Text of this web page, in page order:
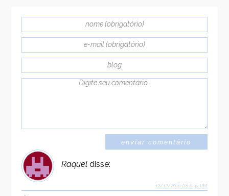
Raquel disse:
12/12/2016 ÀS 6:33 PM